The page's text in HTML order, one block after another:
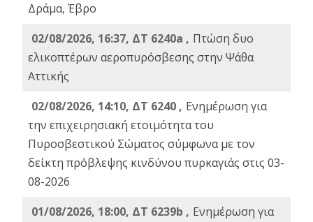
Δράμα, Έβρο
02/08/2026, 16:37, ΔΤ 6240a , Πτώση δυο
ελικοπτέρων αεροπυρόσβεσης στην Ψάθα
Αττικής
02/08/2026, 14:10, ΔΤ 6240 , Ενημέρωση για
την επιχειρησιακή ετοιμότητα του
Πυροσβεστικού Σώματος σύμφωνα με τον
δείκτη πρόβλεψης κινδύνου πυρκαγιάς στις 03-
08-2026
01/08/2026, 18:00, ΔΤ 6239b , Ενημέρωση για